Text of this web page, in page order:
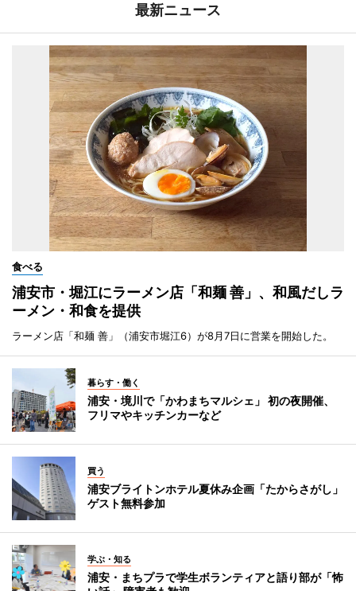
最新ニュース
食べる
浦安市・堀江にラーメン店「和麺 善」、和風だしラ
ーメン・和食を提供
ラーメン店「和麺 善」（浦安市堀江6）が8月7日に営業を開始した。
暮らす・働く
浦安・境川で「かわまちマルシェ」 初の夜開催、
フリマやキッチンカーなど
買う
浦安ブライトンホテル夏休み企画「たからさがし」
ゲスト無料参加
学ぶ・知る
浦安・まちプラで学生ボランティアと語り部が「怖